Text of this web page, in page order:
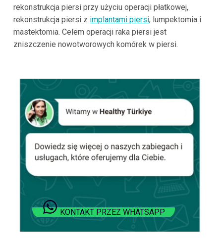
rekonstrukcja piersi przy użyciu operacji płatkowej,
rekonstrukcja piersi z implantami piersi, lumpektomia i
mastektomia. Celem operacji raka piersi jest
zniszczenie nowotworowych komórek w piersi.
KONTAKT PRZEZ WHATSAPP